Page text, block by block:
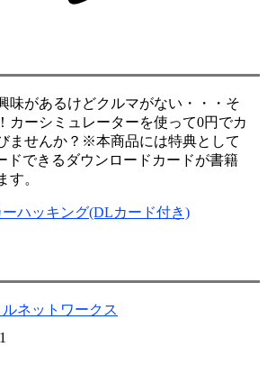
味があるけどクルマがない・・・そ
カーシミュレーターを使って0円でカ
ませんか？※本商品には特典として
ドできるダウンロードカードが書籍
す。
ハッキング(DLカード付き)
ルネットワークス